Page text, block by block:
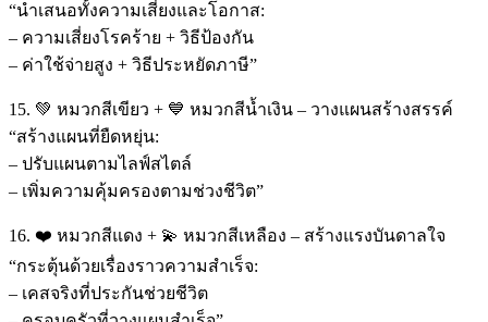
“นำเสนอทั้งความเสี่ยงและโอกาส:
– ความเสี่ยงโรคร้าย + วิธีป้องกัน
– ค่าใช้จ่ายสูง + วิธีประหยัดภาษี”
15. 💚 หมวกสีเขียว + 💙 หมวกสีน้ำเงิน – วางแผนสร้างสรรค์
“สร้างแผนที่ยืดหยุ่น:
– ปรับแผนตามไลฟ์สไตล์
– เพิ่มความคุ้มครองตามช่วงชีวิต”
16. ❤️ หมวกสีแดง + 💫 หมวกสีเหลือง – สร้างแรงบันดาลใจ
“กระตุ้นด้วยเรื่องราวความสำเร็จ:
– เคสจริงที่ประกันช่วยชีวิต